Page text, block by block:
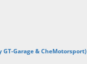
Garage & CheMotorsport)